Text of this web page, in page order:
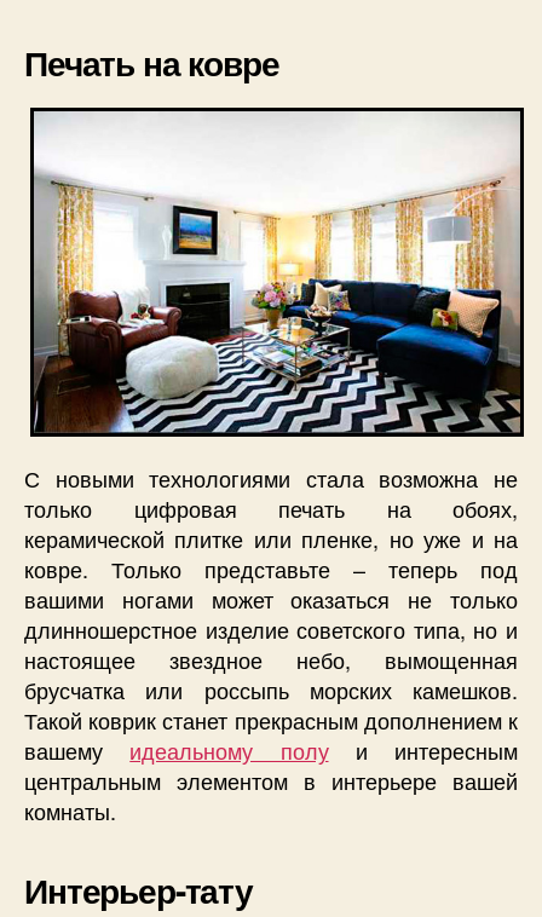
Печать на ковре
С новыми технологиями стала возможна не
только цифровая печать на обоях,
керамической плитке или пленке, но уже и на
ковре. Только представьте – теперь под
вашими ногами может оказаться не только
длинношерстное изделие советского типа, но и
настоящее звездное небо, вымощенная
брусчатка или россыпь морских камешков.
Такой коврик станет прекрасным дополнением к
вашему идеальному полуи интересным
центральным элементом в интерьере вашей
комнаты.
Интерьер-тату